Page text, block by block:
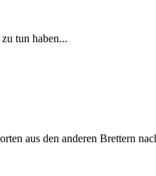
tun haben...
aus den anderen Brettern